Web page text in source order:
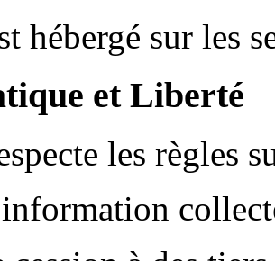
hébergé sur les
et Liberté
les règles